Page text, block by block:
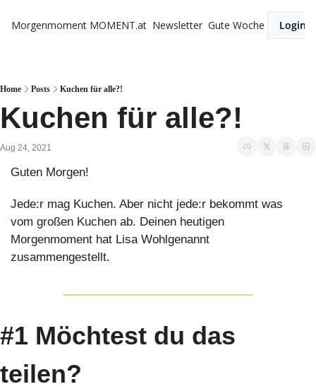
Morgenmoment MOMENT.at Newsletter Gute Woche Login
Home Posts Kuchen für alle?!
Kuchen für alle?!
Aug 24, 2021
Guten Morgen!
Jede:r mag Kuchen. Aber nicht jede:r bekommt was
vom großen Kuchen ab. Deinen heutigen
Morgenmoment hat Lisa Wohlgenannt
zusammengestellt.
#1 Möchtest du das
teilen?